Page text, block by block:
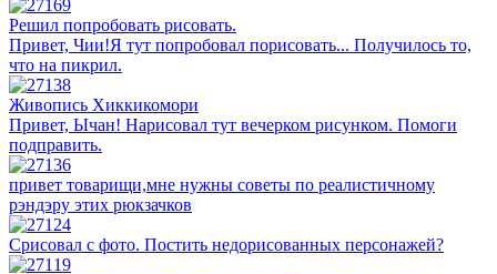
Решил попробовать рисовать.
Привет, Чии!Я тут попробовал порисовать... Получилось то,
что на пикрил.
Живопись Хиккикомори
Привет, Ычан! Нарисовал тут вечерком рисунком. Помоги
подправить.
привет товарищи,мне нужны советы по реалистичному
рэндэру этих рюкзачков
Срисовал с фото. Постить недорисованных персонажей?